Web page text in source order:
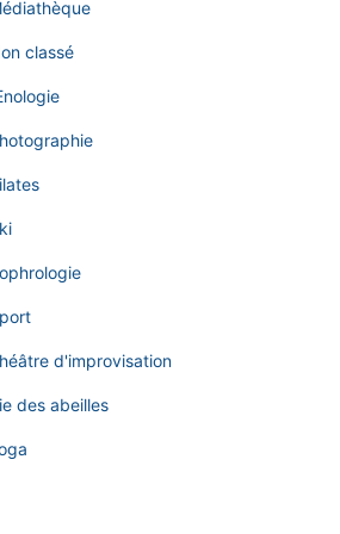
classé
d'improvisation
des abeilles